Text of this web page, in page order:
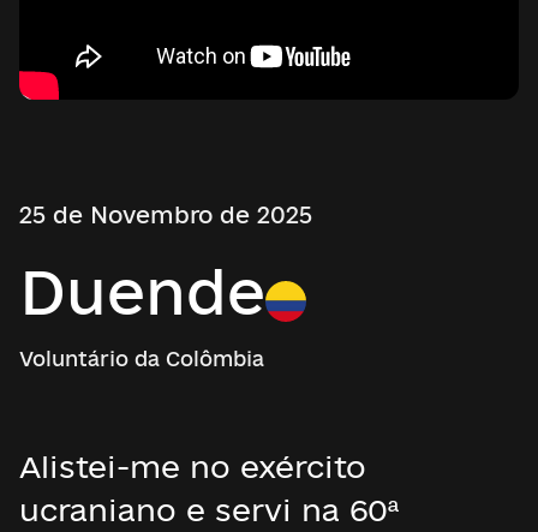
25 de Novembro de 2025
Duende
Voluntário da Colômbia
Alistei-me no exército
ucraniano e servi na 60ª